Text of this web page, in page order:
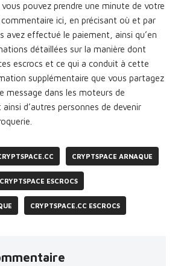
pouvez prendre une minute de votre
ici, en précisant où et par
avez effectué le paiement, ainsi qu’en
détaillées sur la manière dont
escrocs et ce qui a conduit à cette
supplémentaire que vous partagez
message dans les moteurs de
d’autres personnes de devenir
CRYPTSPACE ARNAQUE
CRYPTSPACE ESCROCS
CRYPTSPACE.CC ESCROCS